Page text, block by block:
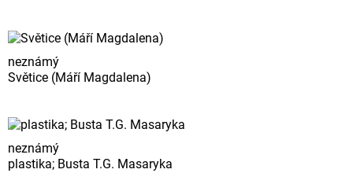
neznámý
Světice (Máří Magdalena)
neznámý
plastika; Busta T.G. Masaryka